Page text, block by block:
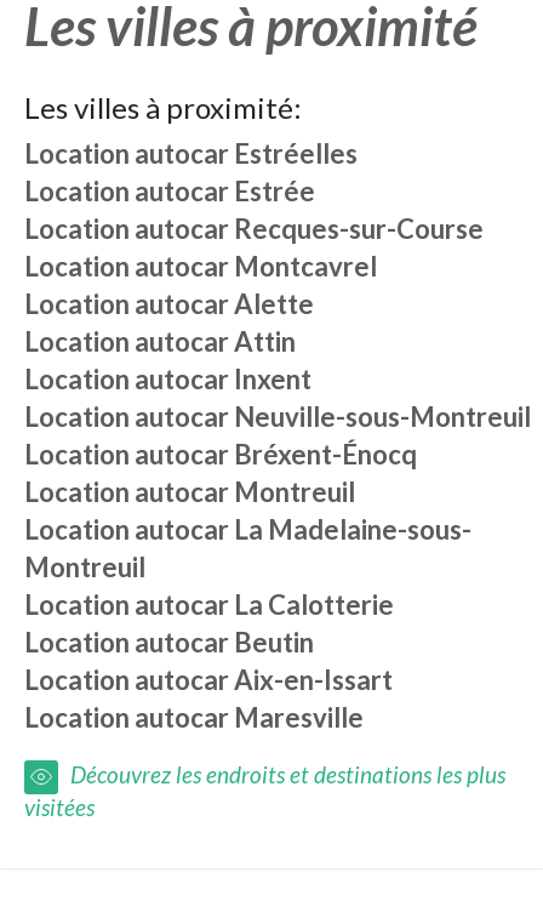
Les villes à proximité
Les villes à proximité:
Location autocar Estréelles
Location autocar Estrée
Location autocar Recques-sur-Course
Location autocar Montcavrel
Location autocarAlette
Location autocarAttin
Location autocar Inxent
Location autocar Neuville-sous-Montreuil
Location autocar Bréxent-Énocq
Location autocar Montreuil
Location autocar La Madelaine-sous-
Montreuil
Location autocar La Calotterie
Location autocar Beutin
Location autocarAix-en-Issart
Location autocar Maresville
Découvrez les endroits et destinations les plus
visitées